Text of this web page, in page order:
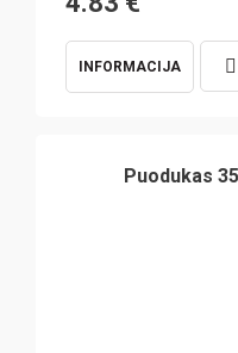
INFORMACIJA
Puodukas